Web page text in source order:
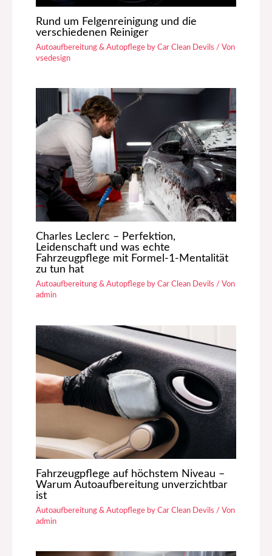
Rund um Felgenreinigung und die
verschiedenen Reiniger
Autoaufbereitung & Autopflege by Car Clean Devils / Von
vsedesign
Charles Leclerc – Perfektion,
Leidenschaft und was echte
Fahrzeugpflege mit Formel-1-Mentalität
zu tun hat
Autoaufbereitung & Autopflege by Car Clean Devils / Von
admin
Fahrzeugpflege auf höchstem Niveau –
Warum Autoaufbereitung unverzichtbar
ist
Autoaufbereitung & Autopflege by Car Clean Devils / Von
admin